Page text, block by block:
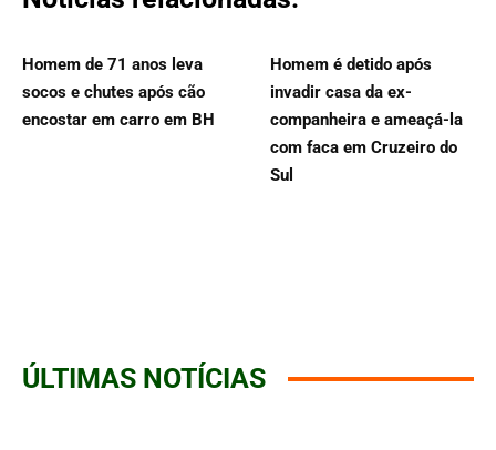
Homem de 71 anos leva
socos e chutes após cão
encostar em carro em BH
Homem é detido após
invadir casa da ex-
companheira e ameaçá-la
com faca em Cruzeiro do
Sul
ÚLTIMAS NOTÍCIAS